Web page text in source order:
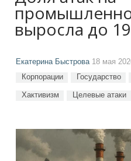
выросла до
Екатерина Быстрова18 мая
Корпорации Государство
Хактивизм Целевые атаки